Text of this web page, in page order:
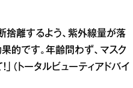
捨離するよう、紫外線量が落
的です。年齢問わず、マスク
（トータルビューティアドバイ